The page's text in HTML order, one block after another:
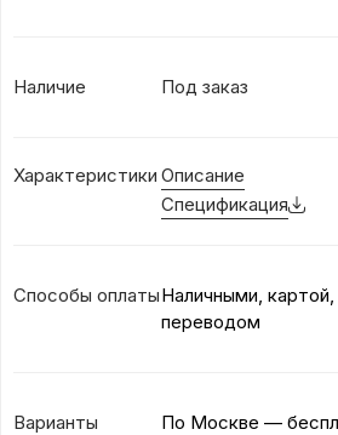
Наличие Под заказ
Характеристики Описание
Спецификация
Способы оплатыНаличными,
переводом
Варианты
По Москве —